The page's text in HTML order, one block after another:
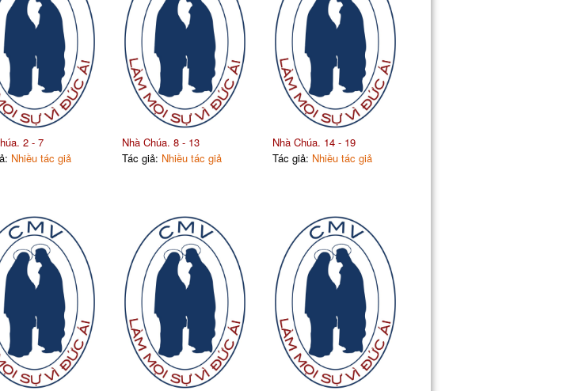
2 - 7
Nhiều tác giả
Nhà Chúa. 8 - 13
Tác giả: Nhiều tác giả
Nhà Chúa. 14 - 19
Tác giả: Nhiều tác giả